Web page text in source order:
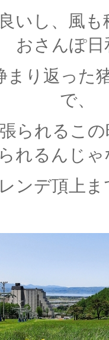
いし、風
おさんぽ日
まり返った
で、
られるこ
れるんじ
ンデ頂上